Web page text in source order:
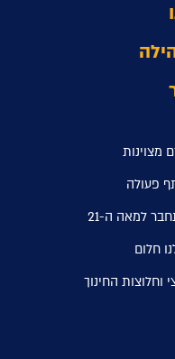
מצוינות
פעולה
למאה ה-21
חלום
וחלוצות החינוך